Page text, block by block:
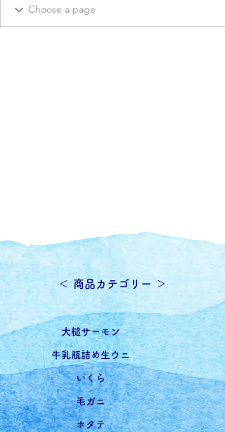
​＜ 商品カテゴリー ＞
​大槌サーモン
牛乳瓶詰め生ウニ
いくら
毛ガニ
ホタテ